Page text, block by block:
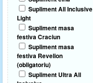
Supliment All Inclusive
Light
Supliment masa
festiva Craciun
Supliment masa
festiva Revelion
(obligatoriu)
Supliment Ultra All